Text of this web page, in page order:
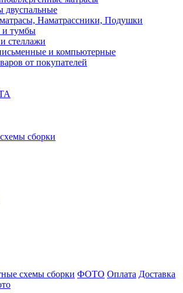
двуспальные
Наматрассники, Подушки
тумбы
стеллажи
и компьютерные
от покупателей
сборки
схемы сборки ФОТО Оплата Доставка